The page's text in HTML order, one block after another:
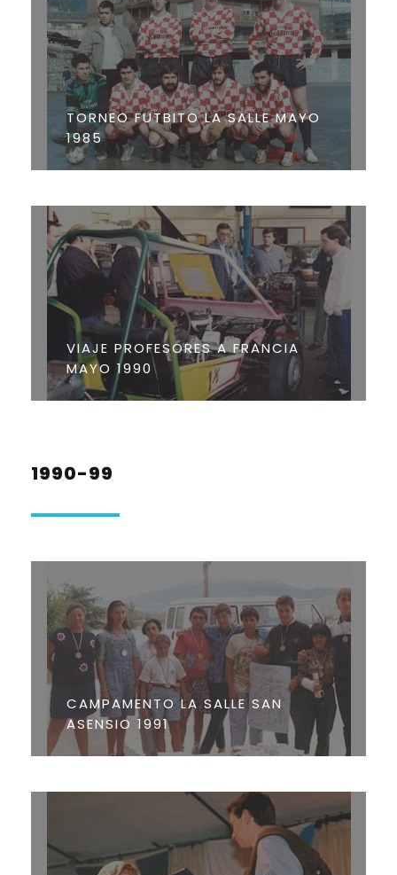
TORNEO FUTBITO LA SALLE MAYO
1985
VIAJE PROFESORES A FRANCIA
MAYO 1990
1990-99
CAMPAMENTO LA SALLE SAN
ASENSIO 1991